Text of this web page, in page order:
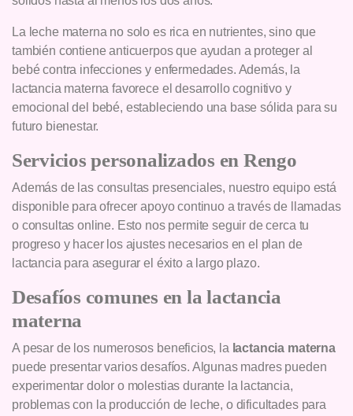
La leche materna no solo es rica en nutrientes, sino que
también contiene anticuerpos que ayudan a proteger al
bebé contra infecciones y enfermedades. Además, la
lactancia materna favorece el desarrollo cognitivo y
emocional del bebé, estableciendo una base sólida para su
futuro bienestar.
Servicios personalizados en Rengo
Además de las consultas presenciales, nuestro equipo está
disponible para ofrecer apoyo continuo a través de llamadas
o consultas online. Esto nos permite seguir de cerca tu
progreso y hacer los ajustes necesarios en el plan de
lactancia para asegurar el éxito a largo plazo.
Desafíos comunes en la lactancia
materna
A pesar de los numerosos beneficios, la lactancia materna
puede presentar varios desafíos. Algunas madres pueden
experimentar dolor o molestias durante la lactancia,
problemas con la producción de leche, o dificultades para